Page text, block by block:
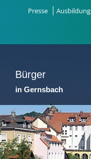
Presse Ausbildung
Bürger
in Gernsbach